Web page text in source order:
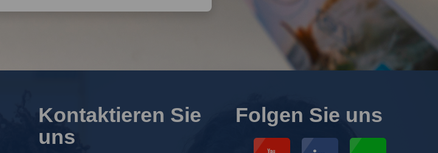
Kontaktieren Sie
uns
Folgen Sie uns